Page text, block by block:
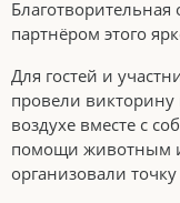
Благотворительная
партнёром этого
Для гостей и
провели викторину
воздухе вместе с
помощи животным и
организовали